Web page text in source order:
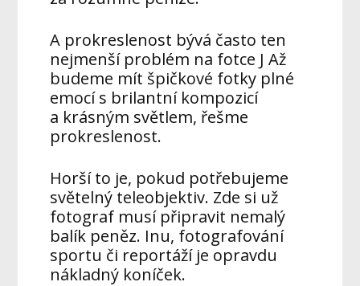
A prokreslenost bývá často ten
nejmenší problém na fotce J Až
budeme mít špičkové fotky plné
emocí s brilantní kompozicí
a krásným světlem, řešme
prokreslenost.
Horší to je, pokud potřebujeme
světelný teleobjektiv. Zde si už
fotograf musí připravit nemalý
balík peněz. Inu, fotografování
sportu či reportáží je opravdu
nákladný koníček.